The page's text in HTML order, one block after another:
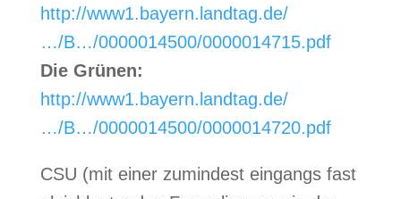
http://www1.bayern.landtag.de/
…/B…/0000014500/0000014715.pdf
Die Grünen:
http://www1.bayern.landtag.de/
…/B…/0000014500/0000014720.pdf
CSU (mit einer zumindest eingangs fast